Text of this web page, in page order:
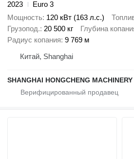
2023
Euro 3
Мощность 120 кВт (163 л.с.)
Грузопод. 20 500 кг Глубина
Радиус копания 9 769 м
Китай, Shanghai
SHANGHAI HONGCHENG